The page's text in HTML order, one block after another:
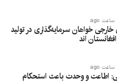
خواهان سرمایه‌گذاری در تولید
اند
اطاعت و وحدت باعث استحکام